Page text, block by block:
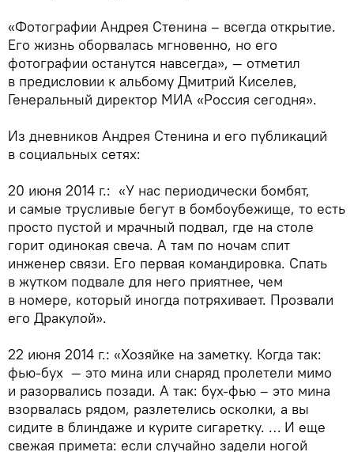
«Фотографии Андрея Стенина – всегда открытие.
Его жизнь оборвалась мгновенно, но его
фотографии останутся навсегда», — отметил
в предисловии к альбому Дмитрий Киселев,
Генеральный директор МИА «Россия сегодня».
Из дневников Андрея Стенина и его публикаций
в социальных сетях:
20 июня 2014 г.: «У нас периодически бомбят,
и самые трусливые бегут в бомбоубежище, то есть
просто пустой и мрачный подвал, где на столе
горит одинокая свеча. А там по ночам спит
инженер связи. Его первая командировка. Спать
в жутком подвале для него приятнее, чем
в номере, который иногда потряхивает. Прозвали
его Дракулой».
22 июня 2014 г.: «Хозяйке на заметку. Когда так:
фью-бух — это мина или снаряд пролетели мимо
и разорвались позади. А так: бух-фью – это мина
взорвалась рядом, разлетелись осколки, а вы
сидите в блиндаже и курите сигаретку. … И еще
свежая примета: если случайно задели ногой